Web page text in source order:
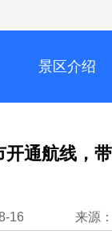
景区介绍
通航线，
16 来源